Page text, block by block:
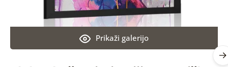
Prikaži galerijo